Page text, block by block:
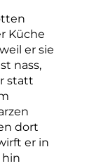
Küche
er sie
nass,
statt
dort
er in
hin